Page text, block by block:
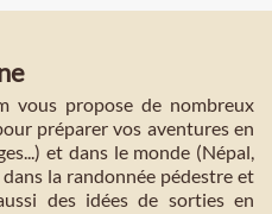
vous propose de nombreux
préparer vos aventures en
et dans le monde (Népal,
la randonnée pédestre et
des idées de sorties en